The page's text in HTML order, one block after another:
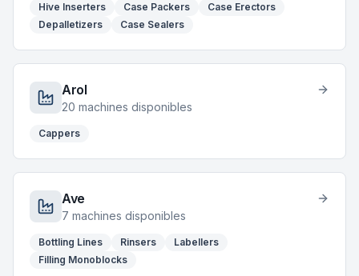
Hive Inserters Case Packers
Case Erectors
Depalletizers
Case Sealers
Arol
20 machines disponibles
Cappers
Ave
7 machines disponibles
Bottling Lines Rinsers
Labellers
Filling Monoblocks